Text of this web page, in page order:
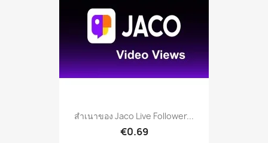
สำเนาของ Jaco Live Follower...
€0.69